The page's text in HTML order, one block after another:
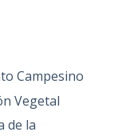
Campesino
Vegetal
de la